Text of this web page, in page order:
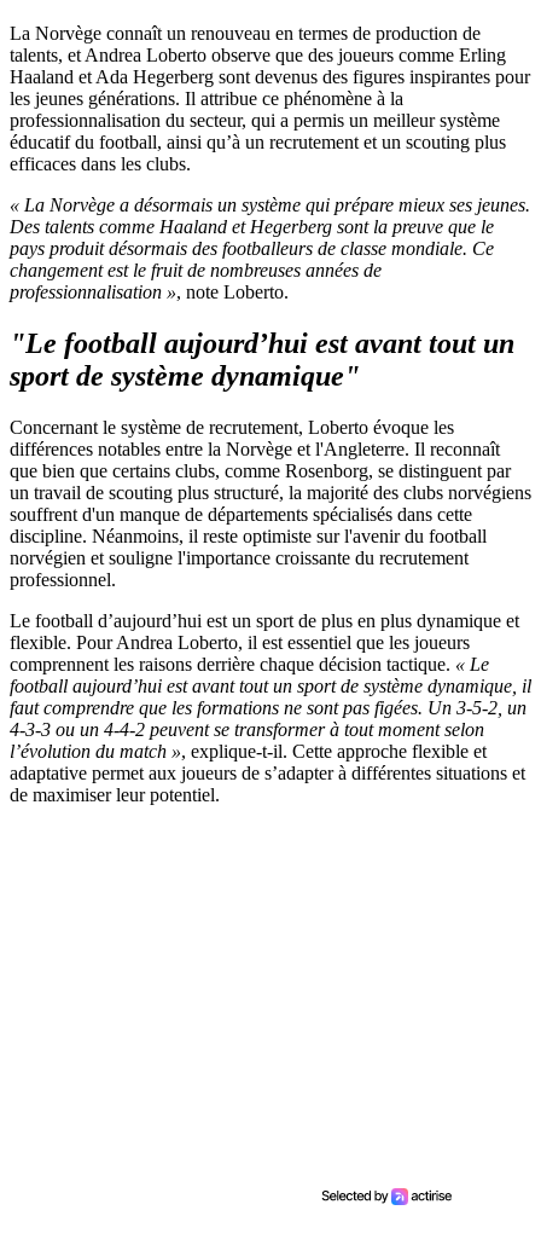
La Norvège connaît un renouveau en termes de production de
talents, et Andrea Loberto observe que des joueurs comme Erling
Haaland et Ada Hegerberg sont devenus des figures inspirantes pour
les jeunes générations. Il attribue ce phénomène à la
professionnalisation du secteur, qui a permis un meilleur système
éducatif du football, ainsi qu’à un recrutement et un scouting plus
efficaces dans les clubs.
« La Norvège a désormais un système qui prépare mieux ses jeunes.
Des talents comme Haaland et Hegerberg sont la preuve que le
pays produit désormais des footballeurs de classe mondiale. Ce
changement est le fruit de nombreuses années de
professionnalisation », note Loberto.
"Le football aujourd’hui est avant tout un
sport de système dynamique"
Concernant le système de recrutement, Loberto évoque les
différences notables entre la Norvège et l'Angleterre. Il reconnaît
que bien que certains clubs, comme Rosenborg, se distinguent par
un travail de scouting plus structuré, la majorité des clubs norvégiens
souffrent d'un manque de départements spécialisés dans cette
discipline. Néanmoins, il reste optimiste sur l'avenir du football
norvégien et souligne l'importance croissante du recrutement
professionnel.
Le football d’aujourd’hui est un sport de plus en plus dynamique et
flexible. Pour Andrea Loberto, il est essentiel que les joueurs
comprennent les raisons derrière chaque décision tactique. « Le
football aujourd’hui est avant tout un sport de système dynamique, il
faut comprendre que les formations ne sont pas figées. Un 3-5-2, un
4-3-3 ou un 4-4-2 peuvent se transformer à tout moment selon
l’évolution du match », explique-t-il. Cette approche flexible et
adaptative permet aux joueurs de s’adapter à différentes situations et
de maximiser leur potentiel.